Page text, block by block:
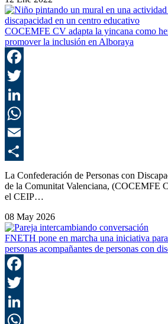
COCEMFE CV adapta la yincana como
promover la inclusión en Alboraya
La Confederación de Personas con
de la Comunitat Valenciana, (COCEMFE
el CEIP…
08 May 2026
FNETH pone en marcha una iniciativa
personas acompañantes de personas con